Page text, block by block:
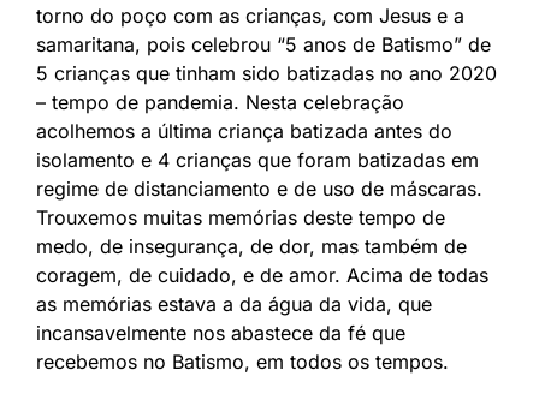
torno do poço com as crianças, com Jesus e a
samaritana, pois celebrou “5 anos de Batismo” de
5 crianças que tinham sido batizadas no ano 2020
– tempo de pandemia. Nesta celebração
acolhemos a última criança batizada antes do
isolamento e 4 crianças que foram batizadas em
regime de distanciamento e de uso de máscaras.
Trouxemos muitas memórias deste tempo de
medo, de insegurança, de dor, mas também de
coragem, de cuidado, e de amor. Acima de todas
as memórias estava a da água da vida, que
incansavelmente nos abastece da fé que
recebemos no Batismo, em todos os tempos.